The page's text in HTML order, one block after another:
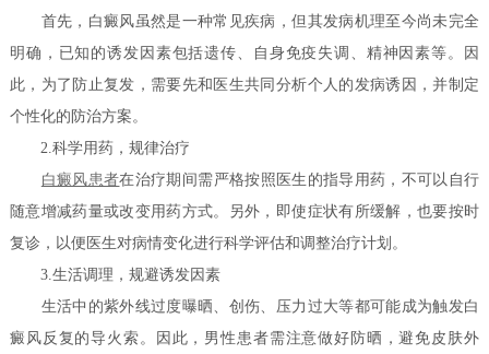
首先，白癜风虽然是一种常见疾病，但其发病机理至今尚未完全
明确，已知的诱发因素包括遗传、自身免疫失调、精神因素等。因
此，为了防止复发，需要先和医生共同分析个人的发病诱因，并制定
个性化的防治方案。
2.科学用药，规律治疗
白癜风患者在治疗期间需严格按照医生的指导用药，不可以自行
随意增减药量或改变用药方式。另外，即使症状有所缓解，也要按时
复诊，以便医生对病情变化进行科学评估和调整治疗计划。
3.生活调理，规避诱发因素
生活中的紫外线过度曝晒、创伤、压力过大等都可能成为触发白
癜风反复的导火索。因此，男性患者需注意做好防晒，避免皮肤外